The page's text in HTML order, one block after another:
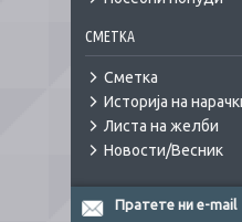
СМЕТКА
Сметка
Историја на
Листа на желби
Новости/Весник
Пратете ни e-mail